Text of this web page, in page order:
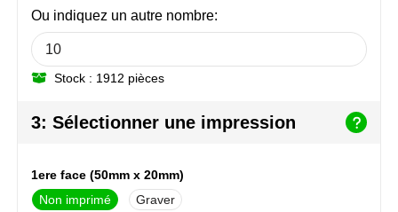
Ocean Bottle
Orrefors
Philips
Ou indiquez un autre nombre:
Stock : 1912 pièces
3: Sélectionner une impression
1ere face (50mm x 20mm)
Non imprimé
Graver